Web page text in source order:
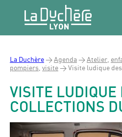
La Duchère>Agenda >Atelier
pompiers visite>Visite ludique
VISITE LUDIQUE
COLLECTIONS